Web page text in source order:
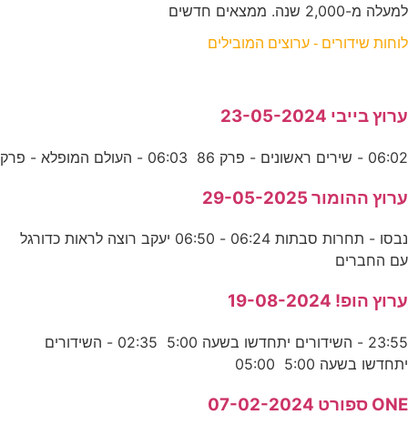
למעלה מ-2,000 שנה. ממצאים חדשים
לוחות שידורים - ערוצים המובילים
ערוץ בייבי 23-05-2024
06:02 - שירים ראשונים - פרק 86 06:03 - העולם המופלא - פרק
ערוץ ההומור 29-05-2025
נבסו - תחרות סבתות 06:24 - 06:50 יעקב רוצה לראות כדורגל
עם החברים
ערוץ הופ! 19-08-2024
23:55 - השידורים יתחדשו בשעה 5:00 02:35 - השידורים
יתחדשו בשעה 5:00 05:00
ONE ספורט 07-02-2024